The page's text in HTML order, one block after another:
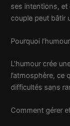
ses intentions, et
couple peut bâtir
Pourquoi
L’humour crée
l’atmosphère, ce
difficultés sans
Comment gérer